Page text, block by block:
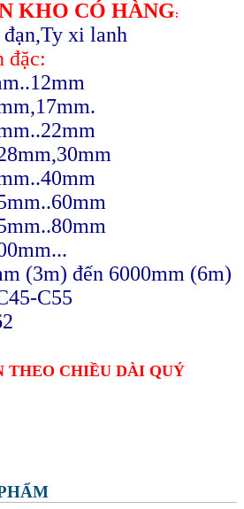
KHO CÓ HÀNG:
đạn,Ty xi lanh
đặc:
(3m) đến 6000mm (6m)
C55
THEO CHIỀU DÀI QUÝ